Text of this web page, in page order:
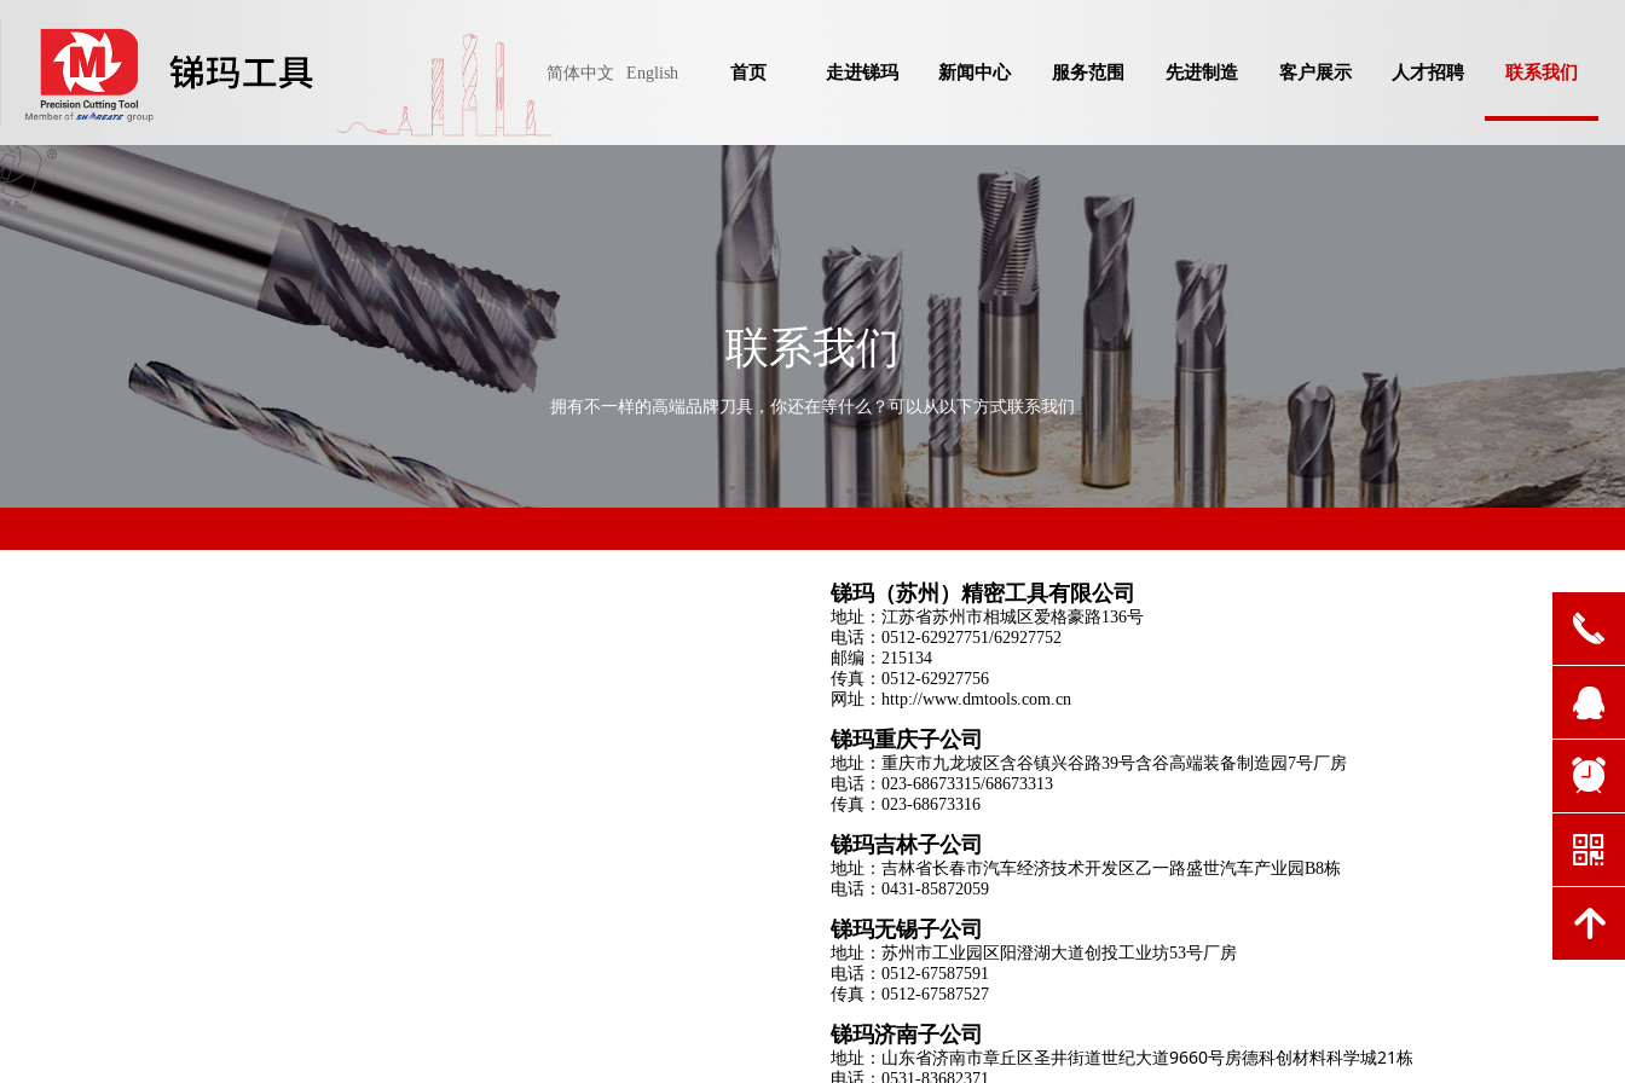
首页 走进锑玛 新闻中心 服务范围 先进制造 客户展示 人才招聘 联系我们
简体中文 English
拥有不一样的高端品牌刀具，你还在等什么？可以从以下方式联系我们
联系我们
锑玛（苏州）精密工具有限公司
地址：江苏省苏州市相城区爱格豪路136号
电话：0512-62927751/62927752
邮编：215134
传真：0512-62927756
网址：http://www.dmtools.com.cn
锑玛重庆子公司
地址：重庆市九龙坡区含谷镇兴谷路39号含谷高端装备制造园7号厂房
电话：023-68673315/68673313
传真：023-68673316
锑玛吉林子公司
地址：吉林省长春市汽车经济技术开发区乙一路盛世汽车产业园B8栋
电话：0431-85872059
锑玛无锡子公司
地址：苏州市工业园区阳澄湖大道创投工业坊53号厂房
电话：0512-67587591
传真：0512-67587527
锑玛济南子公司
地址： 山东省济南市章丘区圣井街道世纪大道9660号房德科创材料科学城21栋
电话：0531-83682371
끅
뀩
뀥
낃
녕